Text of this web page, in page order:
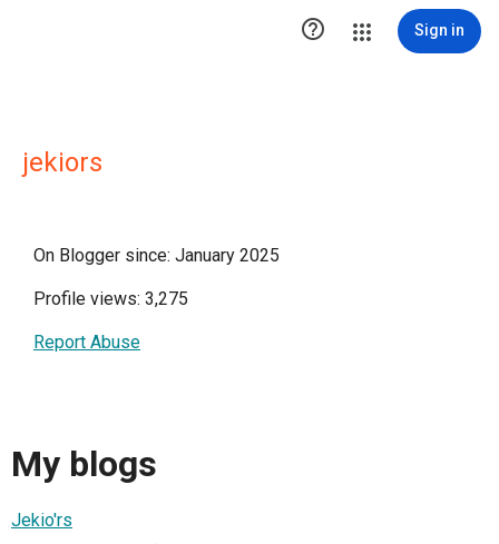
 Sign in
jekiors
On Blogger since: January 2025
Profile views: 3,275
Report Abuse
My blogs
Jekio'rs